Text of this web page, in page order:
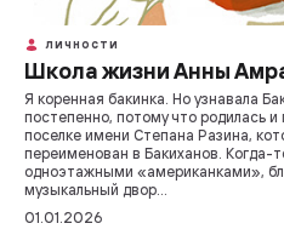
ЛИЧНОСТИ
Школа жизни Анны
Я коренная бакинка. Но узнавала
постепенно, потому что родилась
поселке имени Степана Разина,
переименован в Бакиханов. Когда-
одноэтажными «американками»,
музыкальный двор…
01.01.2026